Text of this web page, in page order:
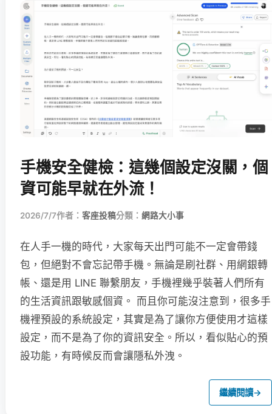
手機安全健檢：這幾個設定沒關，個
資可能早就在外流！
2026/7/7作者： 客座投稿分類： 網路大小事
在人手一機的時代，大家每天出門可能不一定會帶錢
包，但絕對不會忘記帶手機。無論是刷社群、用網銀轉
帳、還是用 LINE 聯繫朋友，手機裡幾乎裝著人們所有
的生活資訊跟敏感個資。 而且你可能沒注意到，很多手
機裡預設的系統設定，其實是為了讓你方便使用才這樣
設定，而不是為了你的資訊安全。所以，看似貼心的預
設功能，有時候反而會讓隱私外洩。
繼續閱讀→